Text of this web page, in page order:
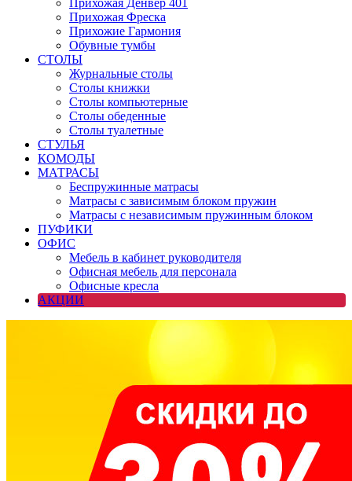
Прихожая Денвер 401
Прихожая Фреска
Прихожие Гармония
Обувные тумбы
СТОЛЫ
Журнальные столы
Столы книжки
Столы компьютерные
Столы обеденные
Столы туалетные
СТУЛЬЯ
КОМОДЫ
МАТРАСЫ
Беспружинные матрасы
Матрасы с зависимым блоком пружин
Матрасы с независимым пружинным блоком
ПУФИКИ
ОФИС
Мебель в кабинет руководителя
Офисная мебель для персонала
Офисные кресла
АКЦИИ